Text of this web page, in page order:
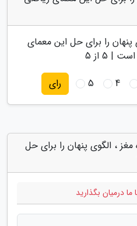
پنهان را برای حل این معمای
است | 5 از 5
4
5 رای
، الگوی پنهان را برای حل
ما درمیان بگذارید